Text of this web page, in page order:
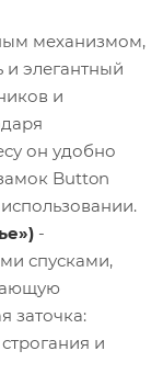
механизмом,
элегантный
и
он удобно
Button
-
спусками,
заточка:
и